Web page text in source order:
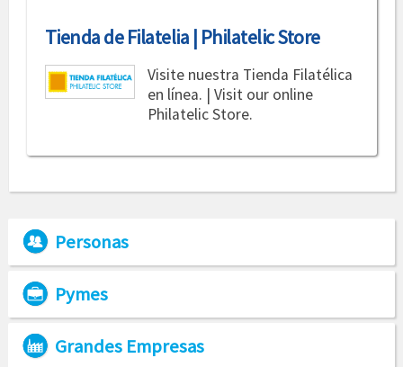
Tienda de Filatelia | Philatelic Store
Visite nuestra Tienda Filatélica
en línea. | Visit our online
Philatelic Store.
Personas
Pymes
Grandes Empresas